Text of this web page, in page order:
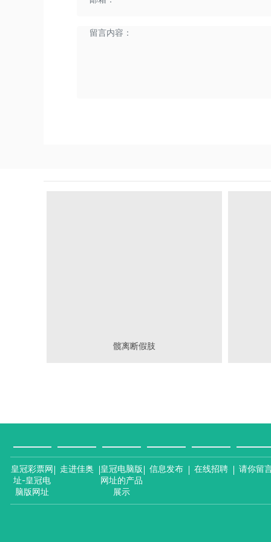
髋离断假肢
皇冠彩票网
址-皇冠电
脑版网址
走进佳奥
皇冠电脑版
网址的产品
展示
信息发布 在线招聘 请你留